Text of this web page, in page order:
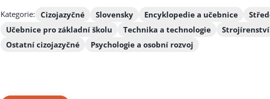
Kategorie: Cizojazyčné Slovensky Encyklopedie a učebnice
Učebnice pro základní školu
Technika a technologie Strojírenství
Ostatní cizojazyčné
Psychologie a osobní rozvoj